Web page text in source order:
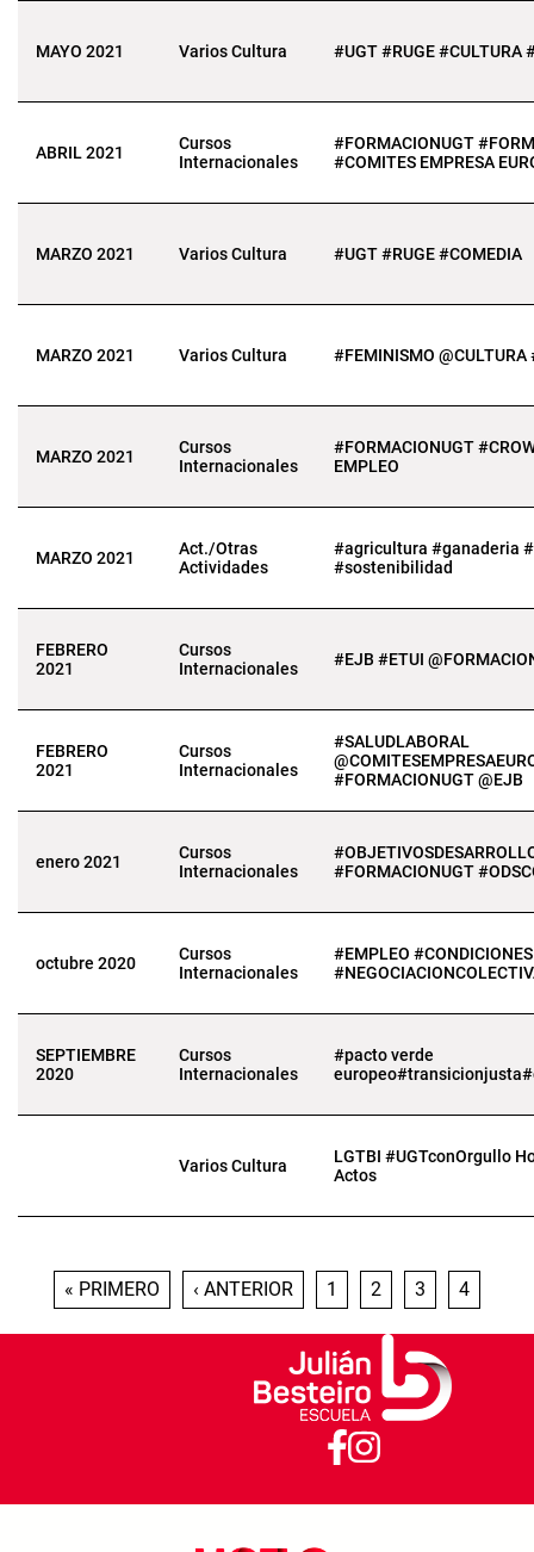
MAYO 2021 Varios Cultura #UGT #RUGE #CULTURA
ABRIL 2021
Cursos
Internacionales
#FORMACIONUGT
#COMITES EMPRESA
MARZO 2021 Varios Cultura #UGT #RUGE #COMEDIA
MARZO 2021 Varios Cultura #FEMINISMO @CULTURA
MARZO 2021
Cursos
Internacionales
#FORMACIONUGT
EMPLEO
MARZO 2021
Act./Otras
Actividades
#agricultura #ganaderia
#sostenibilidad
FEBRERO
2021
Cursos
Internacionales
#EJB #ETUI
FEBRERO
2021
Cursos
Internacionales
#SALUDLABORAL
#FORMACIONUGT @EJB
enero 2021
Cursos
Internacionales
#FORMACIONUGT
octubre 2020
Cursos
Internacionales
#EMPLEO
SEPTIEMBRE
2020
Cursos
Internacionales
#pacto verde
Varios Cultura
LGTBI #UGTconOrgullo
Actos
Paginación
PRIMERA PÁGINA
« PRIMERO PÁGINA ANTERIOR
‹ ANTERIOR PÁGINA
1 PÁGINA
2 PÁGINA
3 PÁGINA
4